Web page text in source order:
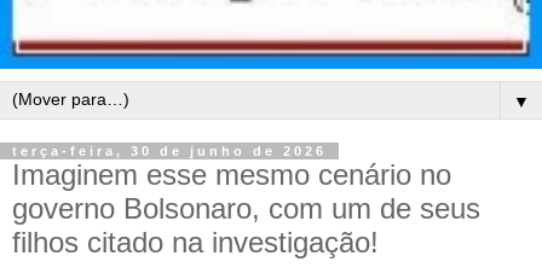
▼
terça-feira, 30 de junho de 2026
Imaginem esse mesmo cenário no
governo Bolsonaro, com um de seus
filhos citado na investigação!